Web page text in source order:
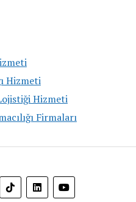
Hizmeti
Hizmeti
Firmaları